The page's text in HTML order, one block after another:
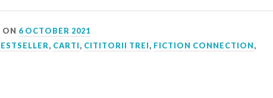
ON 6 OCTOBER 2021
, CARTI, CITITORII TREI, FICTION CONNECTION,